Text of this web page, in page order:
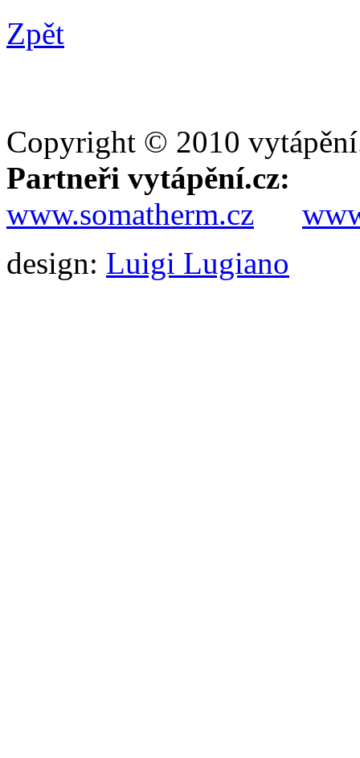
Zpět
Copyright © 2010
Partneři vytápění.cz:
www.somatherm.cz
design: Luigi Lugiano